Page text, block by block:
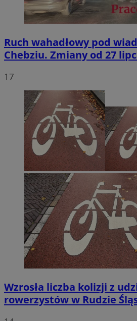
Ruch wahadłowy pod
Chebziu. Zmiany od 27
17
Wzrosła liczba kolizji z
rowerzystów w Rudzie